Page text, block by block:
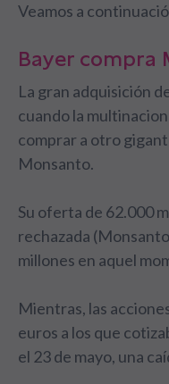
Veamos a
Bayer compra
La gran adquisición
cuando la
comprar a otro
Monsanto.
Su oferta de 62.000
rechazada
millones en aquel
Mientras, las
euros a los que
el 23 de mayo, una